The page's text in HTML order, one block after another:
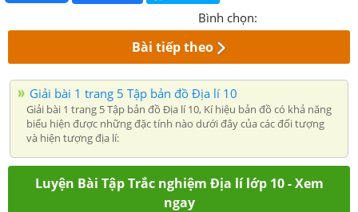
Bình chọn:
Bài tiếp theo
Giải bài 1 trang 5 Tập bản đồ Địa lí 10
Giải bài 1 trang 5 Tập bản đồ Địa lí 10, Kí hiệu bản đồ có khả năng
biểu hiện được những đặc tính nào dưới đây của các đối tượng
và hiện tượng địa lí:
Luyện Bài Tập Trắc nghiệm Địa lí lớp 10 - Xem
ngay